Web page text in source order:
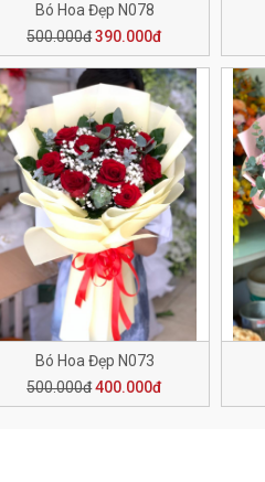
Bó Hoa Đẹp N078
500.000đ390.000đ
Bó Hoa Đẹp N073
500.000đ400.000đ